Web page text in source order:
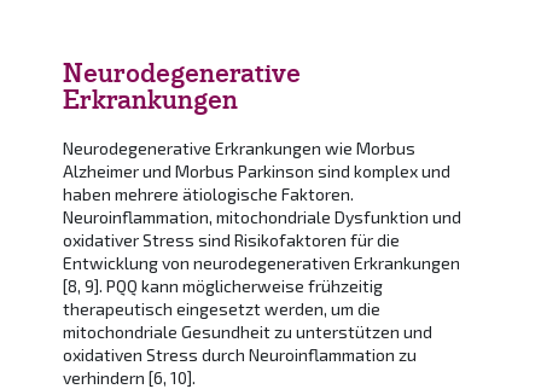
Neurodegenerative
Erkrankungen
Neurodegenerative Erkrankungen wie Morbus
Alzheimer und Morbus Parkinson sind komplex und
haben mehrere ätiologische Faktoren.
Neuroinflammation, mitochondriale Dysfunktion und
oxidativer Stress sind Risikofaktoren für die
Entwicklung von neurodegenerativen Erkrankungen
[8, 9]. PQQ kann möglicherweise frühzeitig
therapeutisch eingesetzt werden, um die
mitochondriale Gesundheit zu unterstützen und
oxidativen Stress durch Neuroinflammation zu
verhindern [6, 10].